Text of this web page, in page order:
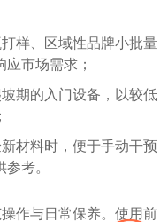
样、区域性品牌小批量
市场需求；
期的入门设备，以较低
材料时，便于手动干预
考。
作与日常保养。使用前